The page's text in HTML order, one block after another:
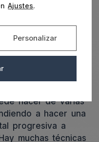
aerofobia
volarpuede
terapéutico previo
hacer de varias
a hacer una
progresiva a
muchas técnicas
Ajustes.
Personalizar